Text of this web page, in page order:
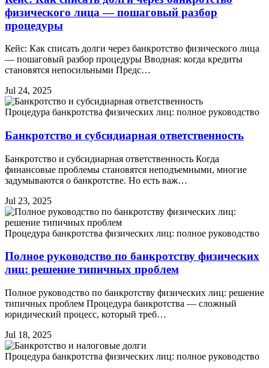
физического лица — пошаговый разбор
процедуры
Кейс: Как списать долги через банкротство физического лица
— пошаговый разбор процедуры Вводная: когда кредиты
становятся непосильными Предс…
Jul 24, 2025
Процедура банкротства физических лиц: полное руководство
Банкротство и субсидиарная ответственность
Банкротство и субсидиарная ответственность Когда
финансовые проблемы становятся неподъемными, многие
задумываются о банкротстве. Но есть важ…
Jul 23, 2025
Процедура банкротства физических лиц: полное руководство
Полное руководство по банкротству физических
лиц: решение типичных проблем
Полное руководство по банкротству физических лиц: решение
типичных проблем Процедура банкротства — сложный
юридический процесс, который треб…
Jul 18, 2025
Процедура банкротства физических лиц: полное руководство